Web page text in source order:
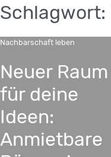
Schlagwort:
Nachbarschaft leben
Neuer Raum
für deine
Ideen:
Anmietbare